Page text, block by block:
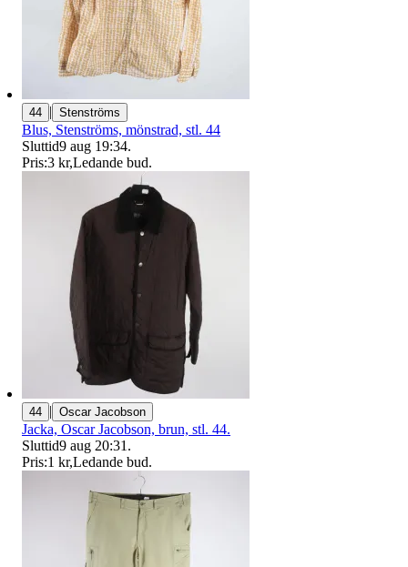
44 | Stenströms
Blus, Stenströms, mönstrad, stl. 44
Sluttid9 aug 19:34.
Pris:3 kr,Ledande bud.
44 | Oscar Jacobson
Jacka, Oscar Jacobson, brun, stl. 44.
Sluttid9 aug 20:31 .
Pris:1 kr,Ledande bud.